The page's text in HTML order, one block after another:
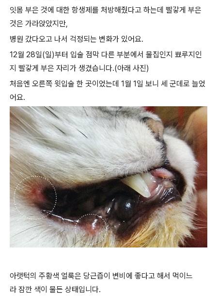
잇몸 부은 것에 대한 항생제를 처방해줬다고 하는데 빨갛게 부은
것은 가라앉았지만,
병원 갔다오고 나서 걱정되는 변화가 있어요.
12월 28일(일)부터 입술 점막 다른 부분에서 물집인지 뾰루지인
지 빨갛게 부은 자리가 생겼습니다.(아래 사진)
처음엔 오른쪽 윗입술 한 곳이었는데 1월 1일 보니 세 군데로 늘었
어요.
아랫턱의 주황색 얼룩은 당근즙이 변비에 좋다고 해서 먹이느
라 잠깐 색이 물든 상태입니다.